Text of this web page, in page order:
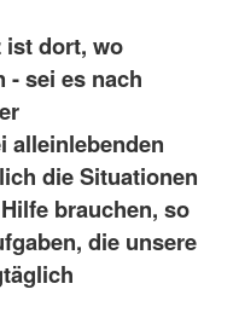
ist dort, wo
- sei es nach
alleinlebenden
die Situationen
brauchen, so
die unsere